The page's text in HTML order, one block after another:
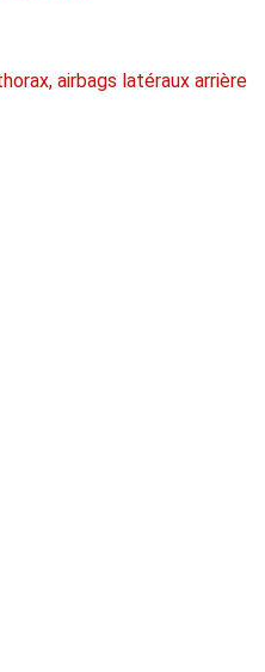
airbags latéraux arrière